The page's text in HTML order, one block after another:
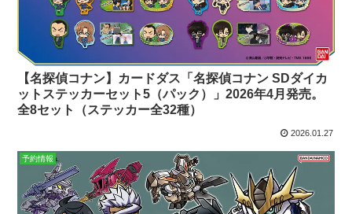
【名探偵コナン】カードダス「名探偵コナン SDダイカ
ットステッカーセット5（パック）」2026年4月発売。
全8セット（ステッカー全32種）
2026.01.27
予約情報